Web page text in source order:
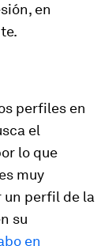
en
perfiles en
el
lo que
muy
un perfil de la
su
en